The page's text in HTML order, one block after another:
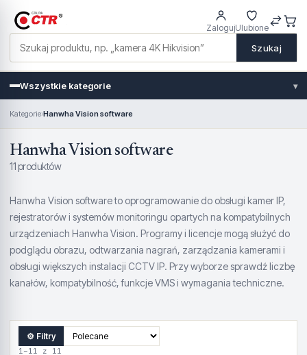
Szukaj
ZalogujUlubione
Wszystkie kategorie ▾
Kategorie›Hanwha Vision software
Hanwha Vision software
11 produktów
Hanwha Vision software to oprogramowanie do obsługi kamer IP,
rejestratorów i systemów monitoringu opartych na kompatybilnych
urządzeniach Hanwha Vision. Programy i licencje mogą służyć do
podglądu obrazu, odtwarzania nagrań, zarządzania kamerami i
obsługi większych instalacji CCTV IP. Przy wyborze sprawdź liczbę
kanałów, kompatybilność, funkcje VMS i wymagania techniczne.
⚙ Filtry
1–11 z 11